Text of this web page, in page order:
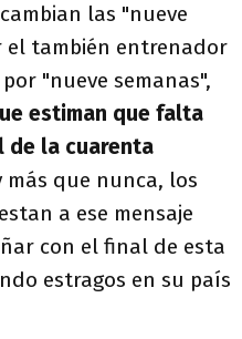
las "nueve
el también entrenador
por "nueve semanas",
estiman que falta
de la cuarenta
más que nunca, los
a ese mensaje
con el final de esta
estragos en su país